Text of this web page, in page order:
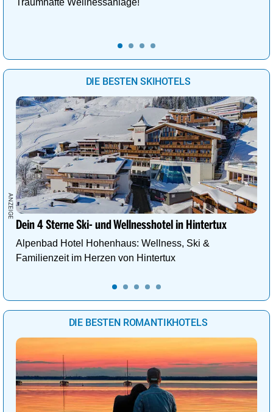
Traumhafte Wellnessanlage!
DIE BESTEN SKIHOTELS
Dein 4 Sterne Ski- und Wellnesshotel in Hintertux
Alpenbad Hotel Hohenhaus: Wellness, Ski &
Familienzeit im Herzen von Hintertux
DIE BESTEN ROMANTIKHOTELS